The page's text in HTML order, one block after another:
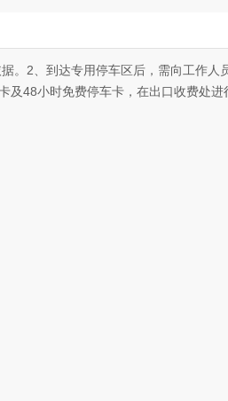
2、到达专用停车区后，需向工作
48小时免费停车卡，在出口收费处进